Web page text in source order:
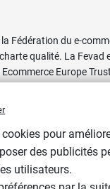
Fédération du e-
qualité. La Fevad
Europe
pour
des publicités
utilisateurs.